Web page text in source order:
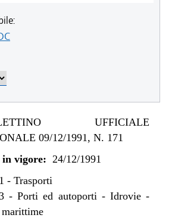
UFFICIALE
09/12/1991, N. 171
vigore: 24/12/1991
- Trasporti
-Porti ed autoporti - Idrovie -